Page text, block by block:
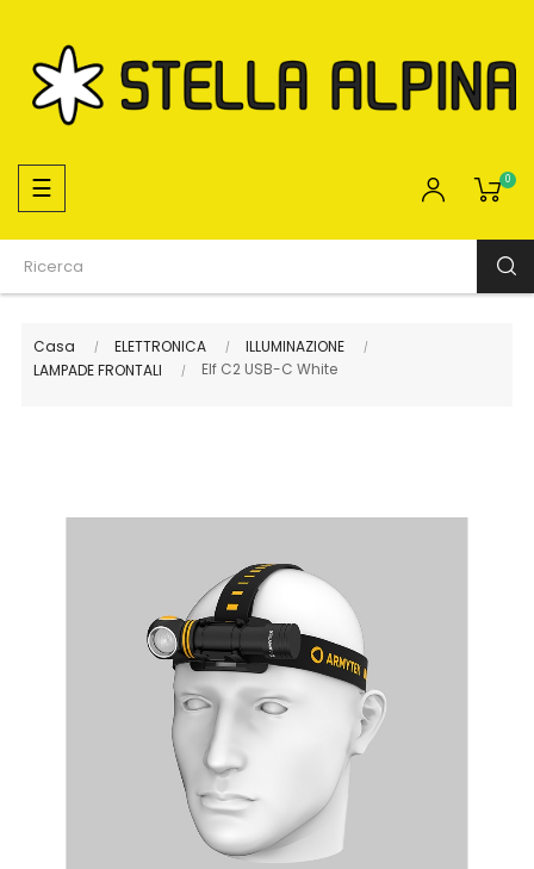
navigazione
Toggle
☰ 0
Casa ELETTRONICA
ILLUMINAZIONE
LAMPADE FRONTALI
Elf C2 USB-C White